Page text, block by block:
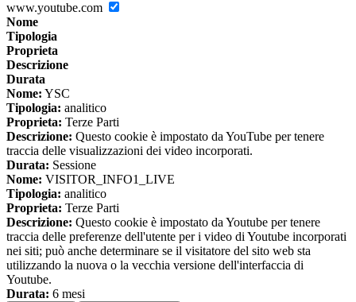
www.youtube.com
Nome
Tipologia
Proprieta
Descrizione
Durata
Nome: YSC
Tipologia: analitico
Proprieta: Terze Parti
Descrizione: Questo cookie è impostato da YouTube per tenere
traccia delle visualizzazioni dei video incorporati.
Durata: Sessione
Nome: VISITOR_INFO1_LIVE
Tipologia: analitico
Proprieta: Terze Parti
Descrizione: Questo cookie è impostato da Youtube per tenere
traccia delle preferenze dell'utente per i video di Youtube incorporati
nei siti; può anche determinare se il visitatore del sito web sta
utilizzando la nuova o la vecchia versione dell'interfaccia di
Youtube.
Durata: 6 mesi